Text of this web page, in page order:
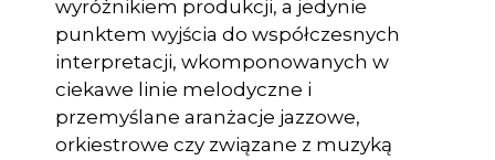
wyróżnikiem produkcji, a jedynie
punktem wyjścia do współczesnych
interpretacji, wkomponowanych w
ciekawe linie melodyczne i
przemyślane aranżacje jazzowe,
orkiestrowe czy związane z muzyką